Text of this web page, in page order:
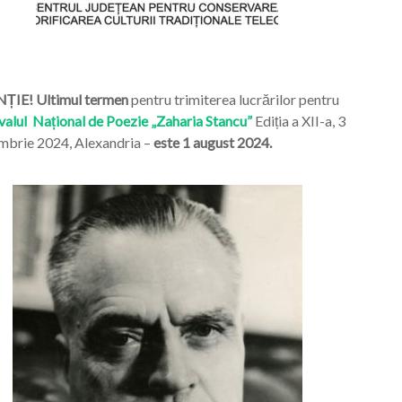
Ultimul termenpentru trimiterea lucrărilor pentru
Național de Poezie „Zaharia Stancu” Ediția a XII-a, 3
2024, Alexandria – este 1 august 2024.